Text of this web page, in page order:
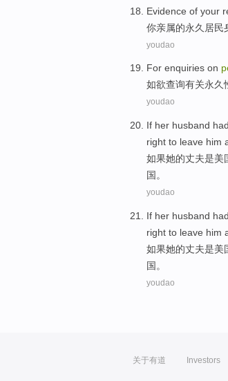
Evidence of your
你亲属的永久 居民
youdao
For enquiries on
如欲查询有关永久
youdao
If her husband had
right to leave him
如果她的丈夫是美
国。
youdao
If her husband had
right to leave him
如果她的丈夫是美
国。
youdao
关于有道 Investors